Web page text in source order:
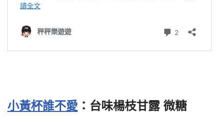
小黃杯誰不愛 ：台味楊枝甘露 微糖